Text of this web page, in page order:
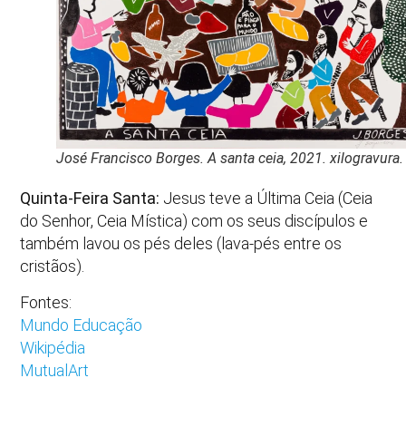
José Francisco Borges. A santa ceia, 2021. xilogravura.
Quinta-Feira Santa: Jesus teve a Última Ceia (Ceia
do Senhor, Ceia Mística) com os seus discípulos e
também lavou os pés deles (lava-pés entre os
cristãos).
Fontes:
Mundo Educação
Wikipédia
MutualArt